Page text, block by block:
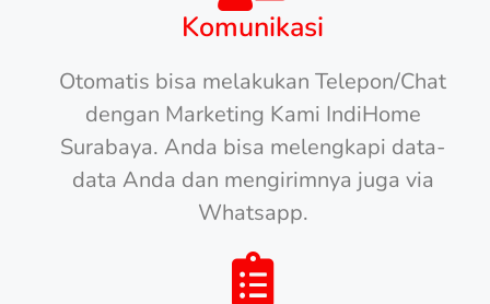
Komunikasi
Otomatis bisa melakukan Telepon/Chat
dengan Marketing Kami IndiHome
Surabaya. Anda bisa melengkapi data-
data Anda dan mengirimnya juga via
Whatsapp.